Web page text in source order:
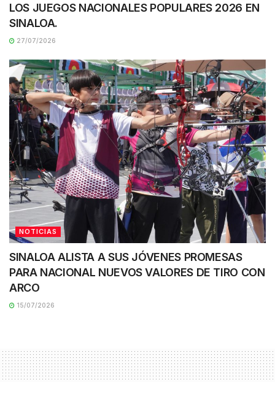
LOS JUEGOS NACIONALES POPULARES 2026 EN
SINALOA.
27/07/2026
NOTICIAS
SINALOA ALISTA A SUS JÓVENES PROMESAS
PARA NACIONAL NUEVOS VALORES DE TIRO CON
ARCO
15/07/2026